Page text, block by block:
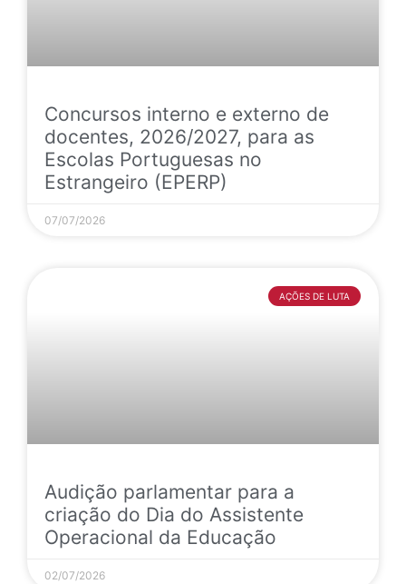
Concursos interno e externo de
docentes, 2026/2027, para as
Escolas Portuguesas no
Estrangeiro (EPERP)
07/07/2026
AÇÕES DE LUTA
Audição parlamentar para a
criação do Dia do Assistente
Operacional da Educação
02/07/2026